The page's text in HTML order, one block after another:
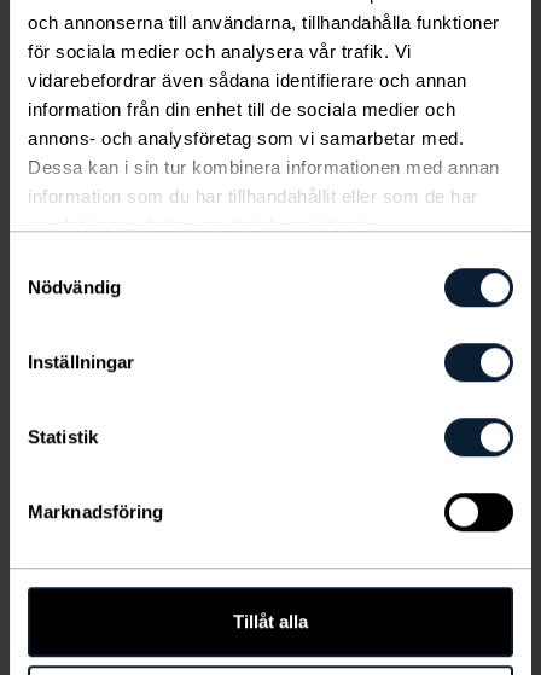
och annonserna till användarna, tillhandahålla funktioner
för sociala medier och analysera vår trafik. Vi
vidarebefordrar även sådana identifierare och annan
information från din enhet till de sociala medier och
annons- och analysföretag som vi samarbetar med.
Dessa kan i sin tur kombinera informationen med annan
information som du har tillhandahållit eller som de har
Nödvändig
Inställningar
Statistik
Marknadsföring
Tillåt alla
Unohtuiko salasana?
Kuinka teen tilauksia?
Kuinka jaan sähköisen kauppani?
Tarvitaanko myynnin aloittamiseen omaa
pääomaa
Entä, jos asiakas haluaa kuitin?
Jos toimitus on virheellinen?